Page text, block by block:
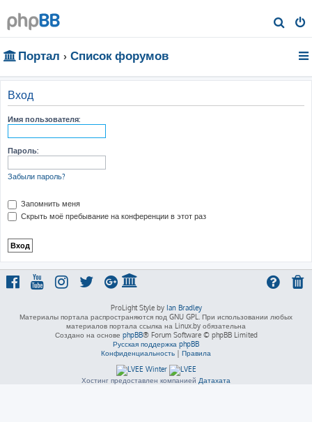
о
Портал Список форумов
Вход
Имя пользователя:
Пароль:
Забыли пароль?
Запомнить меня
Скрыть моё пребывание на конференции в этот раз
ProLight Style by Ian Bradley
Материалы портала распространяются под GNU GPL. При использовании любых
материалов портала ссылка на Linux.by обязательна
Создано на основе phpBB® Forum Software © phpBB Limited
Русская поддержка phpBB
Конфиденциальность | Правила
Хостинг предоставлен компанией Датахата